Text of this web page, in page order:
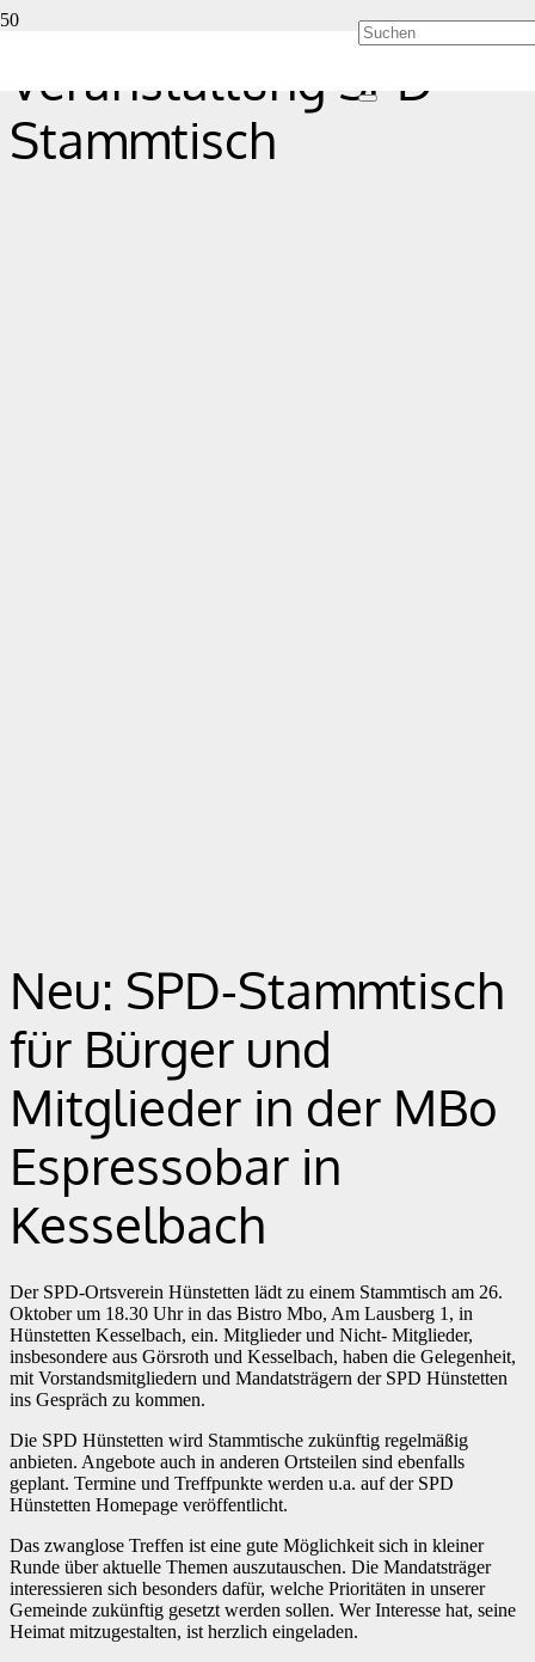
Veranstaltung SPD-
Stammtisch
Neu: SPD-Stammtisch
für Bürger und
Mitglieder in der MBo
Espressobar in
Kesselbach
Der SPD-Ortsverein Hünstetten lädt zu einem Stammtisch am 26.
Oktober um 18.30 Uhr in das Bistro Mbo, Am Lausberg 1, in
Hünstetten Kesselbach, ein. Mitglieder und Nicht- Mitglieder,
insbesondere aus Görsroth und Kesselbach, haben die Gelegenheit,
mit Vorstandsmitgliedern und Mandatsträgern der SPD Hünstetten
ins Gespräch zu kommen.
Die SPD Hünstetten wird Stammtische zukünftig regelmäßig
anbieten. Angebote auch in anderen Ortsteilen sind ebenfalls
geplant. Termine und Treffpunkte werden u.a. auf der SPD
Hünstetten Homepage veröffentlicht.
Das zwanglose Treffen ist eine gute Möglichkeit sich in kleiner
Runde über aktuelle Themen auszutauschen. Die Mandatsträger
interessieren sich besonders dafür, welche Prioritäten in unserer
Gemeinde zukünftig gesetzt werden sollen. Wer Interesse hat, seine
Heimat mitzugestalten, ist herzlich eingeladen.